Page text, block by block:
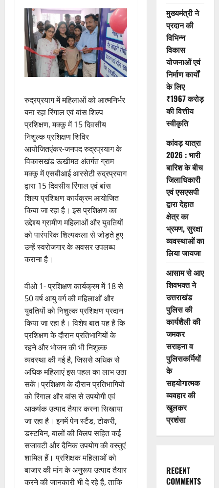
रुद्रप्रयाग में महिलाओं को आत्मनिर्भर
बना रहा रिंगाल एवं बांस शिल्प
प्रशिक्षण, मक्कू में 15 दिवसीय
निशुल्क प्रशिक्षण शिविर
आयोजितएंकर-जनपद रुद्रप्रयाग के
विकासखंड ऊखीमठ अंतर्गत ग्राम
मक्कू में एसबीआई आरसेटी रुद्रप्रयाग
द्वारा 15 दिवसीय रिंगाल एवं बांस
शिल्प प्रशिक्षण कार्यक्रम आयोजित
किया जा रहा है। इस प्रशिक्षण का
उद्देश्य ग्रामीण महिलाओं और युवतियों
को पारंपरिक शिल्पकला से जोड़ते हुए
उन्हें स्वरोजगार के अवसर उपलब्ध
कराना है।
वीओ 1- प्रशिक्षण कार्यक्रम में 18 से
50 वर्ष आयु वर्ग की महिलाओं और
युवतियों को निशुल्क प्रशिक्षण प्रदान
किया जा रहा है। विशेष बात यह है कि
प्रशिक्षण के दौरान प्रतिभागियों के
रहने और भोजन की भी निशुल्क
व्यवस्था की गई है, जिससे अधिक से
अधिक महिलाएं इस पहल का लाभ उठा
सकें।प्रशिक्षण के दौरान प्रतिभागियों
को रिंगाल और बांस से उपयोगी एवं
आकर्षक उत्पाद तैयार करना सिखाया
जा रहा है। इनमें पेन स्टैंड, टोकरी,
डस्टबिन, बालों की क्लिप सहित कई
सजावटी और दैनिक उपयोग की वस्तुएं
शामिल हैं। प्रशिक्षक महिलाओं को
बाजार की मांग के अनुरूप उत्पाद तैयार
करने की जानकारी भी दे रहे हैं, ताकि
मुख्यमंत्री ने
प्रदान की
विभिन्न
विकास
योजनाओं एवं
निर्माण कार्यों
के लिए
₹1967 करोड़
की वित्तीय
स्वीकृति
कांवड़ यात्रा
2026 : भारी
बारिश के बीच
जिलाधिकारी
एवं एसएसपी
द्वारा देहात
क्षेत्र का
भ्रमण, सुरक्षा
व्यवस्थाओं का
लिया जायजा
आसाम से आए
शिवभक्त ने
उत्तराखंड
पुलिस की
कार्यशैली की
जमकर
सराहना व
पुलिसकर्मियों
के
सहयोगात्मक
व्यवहार की
खुलकर
प्रशंसा
RECENT
COMMENTS